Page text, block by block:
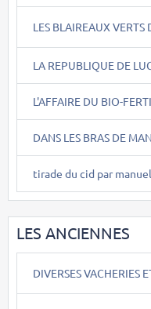
LES BLAIREAUX VERTS
LA REPUBLIQUE DE
L'AFFAIRE DU BIO-
DANS LES BRAS DE
tirade du cid par
LES ANCIENNES
DIVERSES VACHERIES